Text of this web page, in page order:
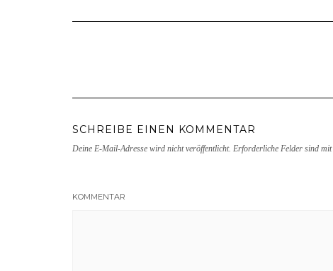
SCHREIBE EINEN KOMMENTAR
Deine E-Mail-Adresse wird nicht veröffentlicht. Erforderliche Felder sind mit
KOMMENTAR